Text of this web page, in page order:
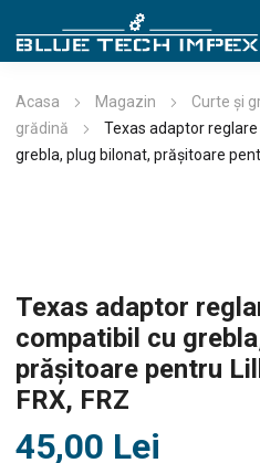
Acasa Magazin Curte și
grădină
Texas adaptor
grebla, plug bilonat, prășitoare
Texas adaptor
compatibil cu
prășitoare pentru
FRX, FRZ
45,00 Lei